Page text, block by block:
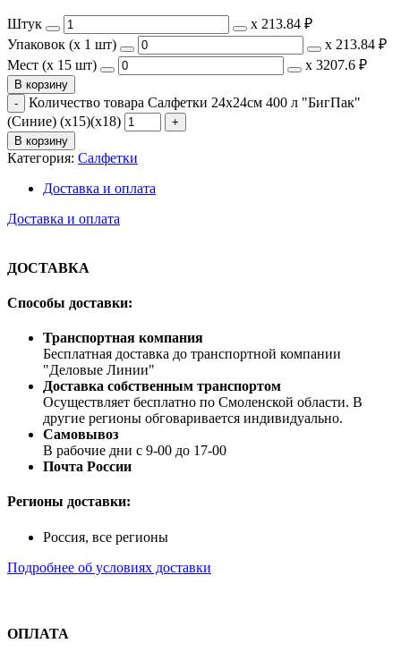
Штук х 213.84 ₽
Упаковок (x 1 шт)
х 213.84 ₽
Мест (x 15 шт)
х 3207.6 ₽
В корзину
Количество товара Салфетки 24х24см 400 л "БигПак"
(Синие) (х15)(х18)
В корзину
Категория: Салфетки
Доставка и оплата
Доставка и оплата
ДОСТАВКА
Способы доставки:
Транспортная компания
Бесплатная доставка до транспортной компании
"Деловые Линии"
Доставка собственным транспортом
Осуществляет бесплатно по Смоленской области. В
другие регионы обговаривается индивидуально.
Самовывоз
В рабочие дни с 9-00 до 17-00
Почта России
Регионы доставки:
Россия, все регионы
Подробнее об условиях доставки
ОПЛАТА